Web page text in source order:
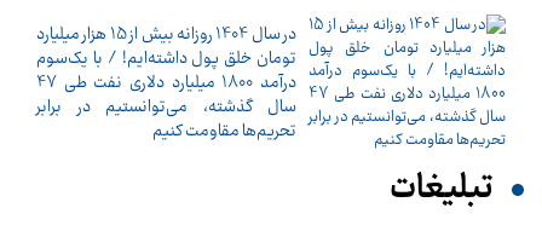
در سال 1404 روزانه بیش از 15 هزار میلیارد
تومان خلق پول داشته‌ایم! / با یک‌سوم
درآمد 1800 میلیارد دلاری نفت طی 47
سال گذشته، می‌توانستیم در برابر
تحریم‌ها مقاومت کنیم
تبلیغات